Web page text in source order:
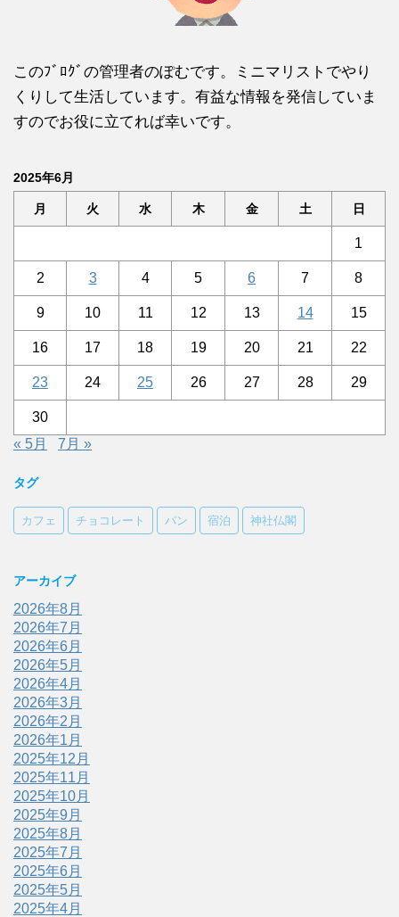
このﾌﾞﾛｸﾞの管理者のぽむです。ミニマリストでやり
くりして生活しています。有益な情報を発信していま
すのでお役に立てれば幸いです。
2025年6月
月 火 水 木 金 土 日
1
2 3 4 5 6 7 8
9 10 11 12 13 14 15
16 17 18 19 20 21 22
23 24 25 26 27 28 29
30
« 5月
7月 »
タグ
カフェ チョコレート パン 宿泊 神社仏閣
アーカイブ
2026年8月
2026年7月
2026年6月
2026年5月
2026年4月
2026年3月
2026年2月
2026年1月
2025年12月
2025年11月
2025年10月
2025年9月
2025年8月
2025年7月
2025年6月
2025年5月
2025年4月